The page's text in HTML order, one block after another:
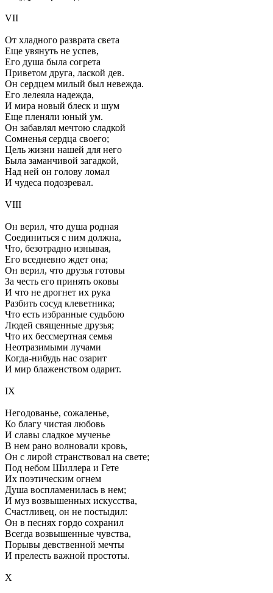
VII
От хладного разврата света
Еще увянуть не успев,
Его душа была согрета
Приветом друга, лаской дев.
Он сердцем милый был невежда.
Его лелеяла надежда,
И мира новый блеск и шум
Еще пленяли юный ум.
Он забавлял мечтою сладкой
Сомненья сердца своего;
Цель жизни нашей для него
Была заманчивой загадкой,
Над ней он голову ломал
И чудеса подозревал.
VIII
Он верил, что душа родная
Соединиться с ним должна,
Что, безотрадно изнывая,
Его вседневно ждет она;
Он верил, что друзья готовы
За честь его принять оковы
И что не дрогнет их рука
Разбить сосуд клеветника;
Что есть избранные судьбою
Людей священные друзья;
Что их бессмертная семья
Неотразимыми лучами
Когда-нибудь нас озарит
И мир блаженством одарит.
IX
Негодованье, сожаленье,
Ко благу чистая любовь
И славы сладкое мученье
В нем рано волновали кровь,
Он с лирой странствовал на свете;
Под небом Шиллера и Гете
Их поэтическим огнем
Душа воспламенилась в нем;
И муз возвышенных искусства,
Счастливец, он не постыдил:
Он в песнях гордо сохранил
Всегда возвышенные чувства,
Порывы девственной мечты
И прелесть важной простоты.
X